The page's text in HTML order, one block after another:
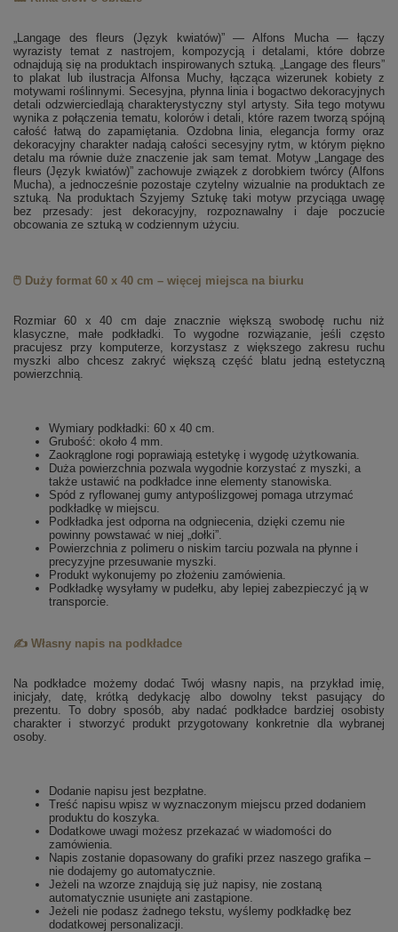
„Langage des fleurs (Język kwiatów)” — Alfons Mucha — łączy
wyrazisty temat z nastrojem, kompozycją i detalami, które dobrze
odnajdują się na produktach inspirowanych sztuką. „Langage des fleurs”
to plakat lub ilustracja Alfonsa Muchy, łącząca wizerunek kobiety z
motywami roślinnymi. Secesyjna, płynna linia i bogactwo dekoracyjnych
detali odzwierciedlają charakterystyczny styl artysty. Siła tego motywu
wynika z połączenia tematu, kolorów i detali, które razem tworzą spójną
całość łatwą do zapamiętania. Ozdobna linia, elegancja formy oraz
dekoracyjny charakter nadają całości secesyjny rytm, w którym piękno
detalu ma równie duże znaczenie jak sam temat. Motyw „Langage des
fleurs (Język kwiatów)” zachowuje związek z dorobkiem twórcy (Alfons
Mucha), a jednocześnie pozostaje czytelny wizualnie na produktach ze
sztuką. Na produktach Szyjemy Sztukę taki motyw przyciąga uwagę
bez przesady: jest dekoracyjny, rozpoznawalny i daje poczucie
obcowania ze sztuką w codziennym użyciu.
🖱️ Duży format 60 x 40 cm – więcej miejsca na biurku
Rozmiar 60 x 40 cm daje znacznie większą swobodę ruchu niż
klasyczne, małe podkładki. To wygodne rozwiązanie, jeśli często
pracujesz przy komputerze, korzystasz z większego zakresu ruchu
myszki albo chcesz zakryć większą część blatu jedną estetyczną
powierzchnią.
Wymiary podkładki: 60 x 40 cm.
Grubość: około 4 mm.
Zaokrąglone rogi poprawiają estetykę i wygodę użytkowania.
Duża powierzchnia pozwala wygodnie korzystać z myszki, a
także ustawić na podkładce inne elementy stanowiska.
Spód z ryflowanej gumy antypoślizgowej pomaga utrzymać
podkładkę w miejscu.
Podkładka jest odporna na odgniecenia, dzięki czemu nie
powinny powstawać w niej „dołki”.
Powierzchnia z polimeru o niskim tarciu pozwala na płynne i
precyzyjne przesuwanie myszki.
Produkt wykonujemy po złożeniu zamówienia.
Podkładkę wysyłamy w pudełku, aby lepiej zabezpieczyć ją w
transporcie.
✍️ Własny napis na podkładce
Na podkładce możemy dodać Twój własny napis, na przykład imię,
inicjały, datę, krótką dedykację albo dowolny tekst pasujący do
prezentu. To dobry sposób, aby nadać podkładce bardziej osobisty
charakter i stworzyć produkt przygotowany konkretnie dla wybranej
osoby.
Dodanie napisu jest bezpłatne.
Treść napisu wpisz w wyznaczonym miejscu przed dodaniem
produktu do koszyka.
Dodatkowe uwagi możesz przekazać w wiadomości do
zamówienia.
Napis zostanie dopasowany do grafiki przez naszego grafika –
nie dodajemy go automatycznie.
Jeżeli na wzorze znajdują się już napisy, nie zostaną
automatycznie usunięte ani zastąpione.
Jeżeli nie podasz żadnego tekstu, wyślemy podkładkę bez
dodatkowej personalizacji.